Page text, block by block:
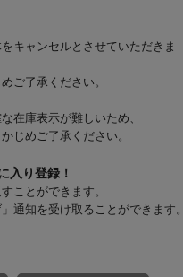
キャンセルとさせていただきま
ご了承ください。
在庫表示が難しいため、
じめご了承ください。
入り登録！
ことができます。
通知を受け取ることができます。